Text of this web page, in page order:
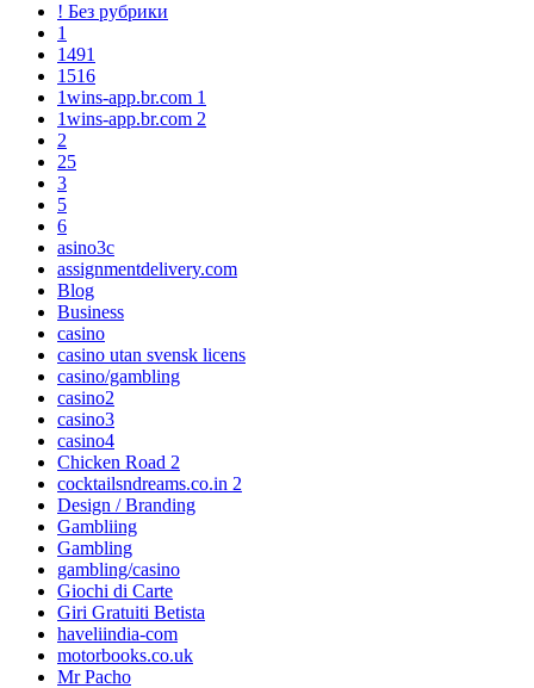
! Без рубрики
1
1491
1516
1wins-app.br.com 1
1wins-app.br.com 2
2
25
3
5
6
asino3c
assignmentdelivery.com
Blog
Business
casino
casino utan svensk licens
casino/gambling
casino2
casino3
casino4
Chicken Road 2
cocktailsndreams.co.in 2
Design / Branding
Gambliing
Gambling
gambling/casino
Giochi di Carte
Giri Gratuiti Betista
haveliindia-com
motorbooks.co.uk
Mr Pacho